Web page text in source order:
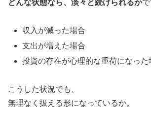
どんな状態なら、淡々と続けられるかで
収入が減った場合
支出が増えた場合
投資の存在が心理的な重荷になった
こうした状況でも、
無理なく扱える形になっているか。